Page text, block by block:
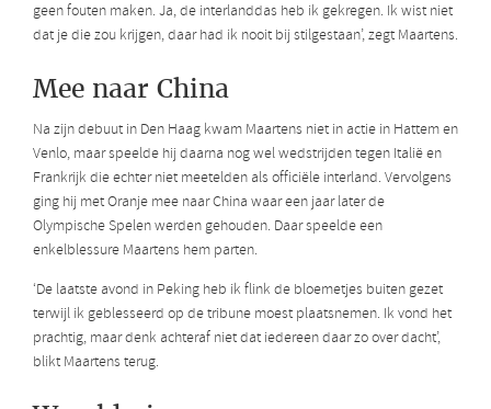
geen fouten maken. Ja, de interlanddas heb ik gekregen. Ik wist niet
dat je die zou krijgen, daar had ik nooit bij stilgestaan’, zegt Maartens.
Mee naar China
Na zijn debuut in Den Haag kwam Maartens niet in actie in Hattem en
Venlo, maar speelde hij daarna nog wel wedstrijden tegen Italië en
Frankrijk die echter niet meetelden als officiële interland. Vervolgens
ging hij met Oranje mee naar China waar een jaar later de
Olympische Spelen werden gehouden. Daar speelde een
enkelblessure Maartens hem parten.
‘De laatste avond in Peking heb ik flink de bloemetjes buiten gezet
terwijl ik geblesseerd op de tribune moest plaatsnemen. Ik vond het
prachtig, maar denk achteraf niet dat iedereen daar zo over dacht’,
blikt Maartens terug.